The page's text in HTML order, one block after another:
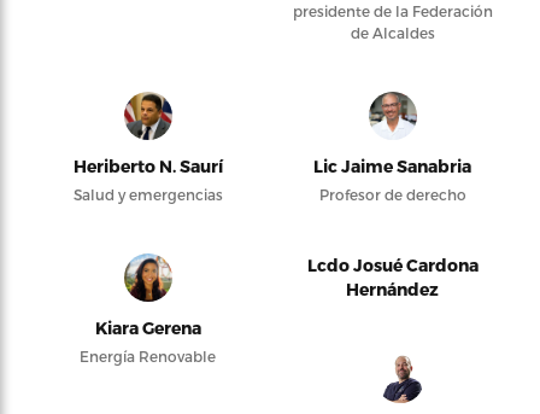
presidente de la Federación
de Alcaldes
Heriberto N. Saurí
Salud y emergencias
Lic Jaime Sanabria
Profesor de derecho
Kiara Gerena
Energía Renovable
Lcdo Josué Cardona
Hernández